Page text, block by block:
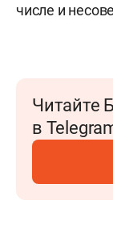
числе и
Читайте
в